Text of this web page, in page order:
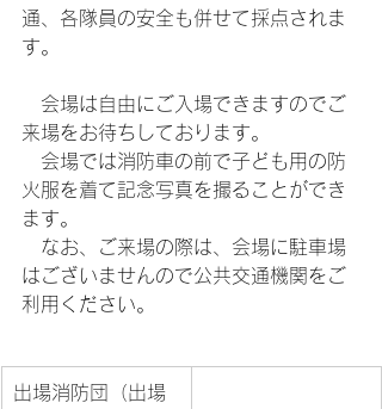
通、各隊員の安全も併せて採点されま
す。
会場は自由にご入場できますのでご
来場をお待ちしております。
会場では消防車の前で子ども用の防
火服を着て記念写真を撮ることができ
ます。
なお、ご来場の際は、会場に駐車場
はございませんので公共交通機関をご
利用ください。
出場消防団（出場